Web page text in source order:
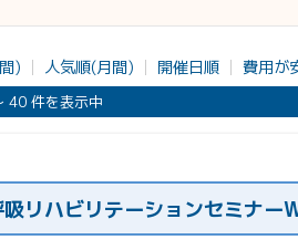
) 人気順(月間) 開催日順 費用が
40 件を表示中
リハビリテーションセミナー